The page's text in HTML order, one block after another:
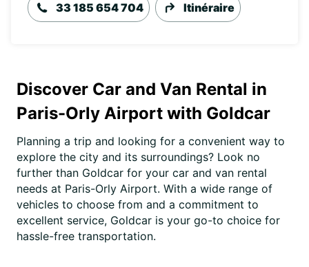
33 185 654 704 Itinéraire
Discover Car and Van Rental in
Paris-Orly Airport with Goldcar
Planning a trip and looking for a convenient way to
explore the city and its surroundings? Look no
further than Goldcar for your car and van rental
needs at Paris-Orly Airport. With a wide range of
vehicles to choose from and a commitment to
excellent service, Goldcar is your go-to choice for
hassle-free transportation.